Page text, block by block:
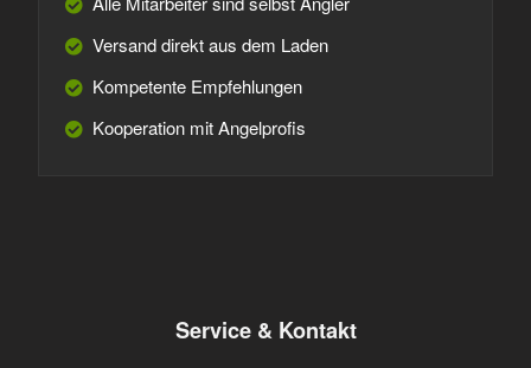
Versand direkt aus dem Laden
Kompetente Empfehlungen
Kooperation mit Angelprofis
Service & Kontakt